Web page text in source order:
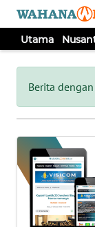
Utama
Berita
Tutup
UTAMA
NUSANTARA
KHAS